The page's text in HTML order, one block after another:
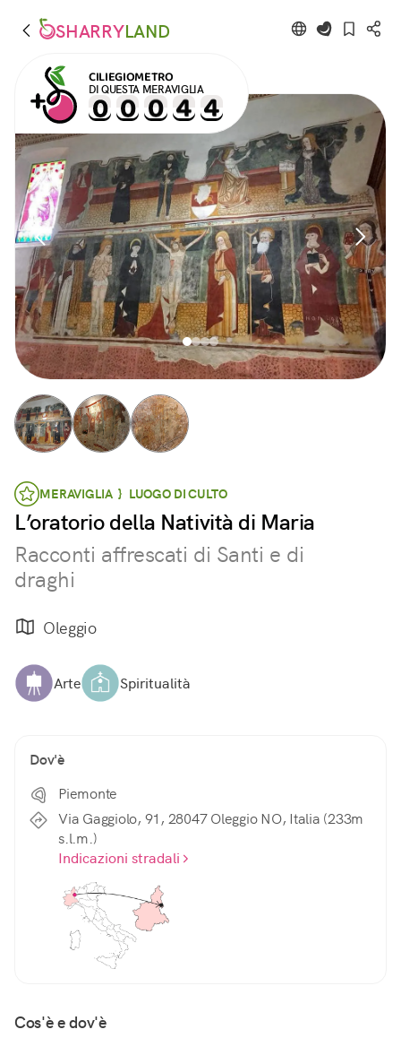
SHARRYLAND
CILIEGIOMETRO
DI QUESTA MERAVIGLIA
MERAVIGLIA } LUOGO DI CULTO
L’oratorio della Natività di Maria
Racconti affrescati di Santi e di
draghi
Oleggio
Arte Spiritualità
Dov'è
Piemonte
Via Gaggiolo, 91, 28047 Oleggio NO, Italia (233m
s.l.m.)
Indicazioni stradali
Cos'è e dov'è